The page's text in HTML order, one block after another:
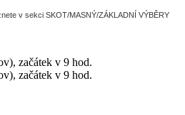
v sekci SKOT/MASNÝ/ZÁKLADNÍ VÝBĚRY
začátek v 9 hod.
začátek v 9 hod.